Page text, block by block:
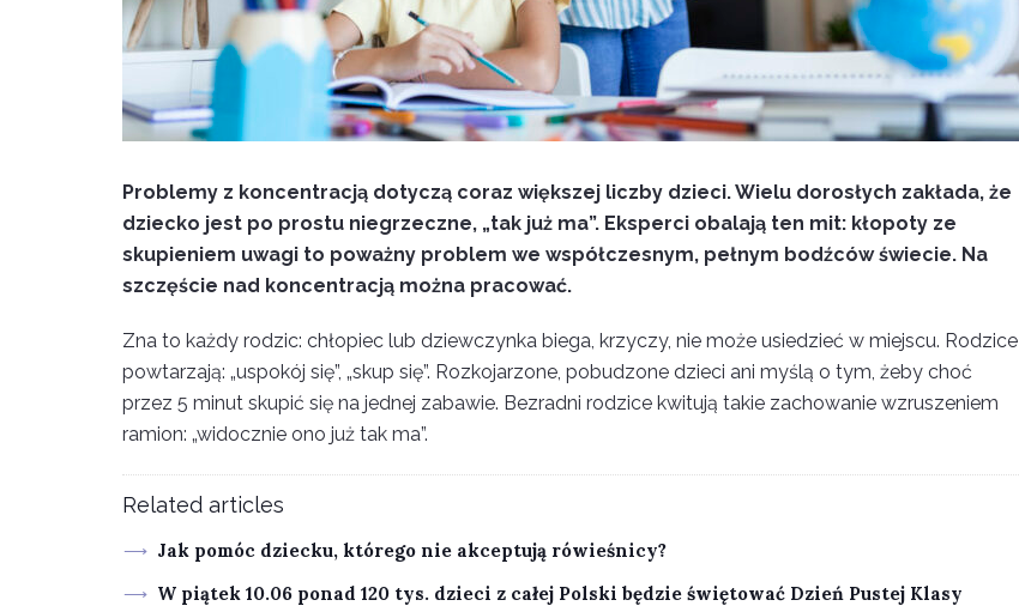
Problemy z koncentracją dotyczą coraz większej liczby dzieci. Wielu dorosłych zakłada, że
dziecko jest po prostu niegrzeczne, „tak już ma”. Eksperci obalają ten mit: kłopoty ze
skupieniem uwagi to poważny problem we współczesnym, pełnym bodźców świecie. Na
szczęście nad koncentracją można pracować.
Zna to każdy rodzic: chłopiec lub dziewczynka biega, krzyczy, nie może usiedzieć w miejscu. Rodzice
powtarzają: „uspokój się”, „skup się”. Rozkojarzone, pobudzone dzieci ani myślą o tym, żeby choć
przez 5 minut skupić się na jednej zabawie. Bezradni rodzice kwitują takie zachowanie wzruszeniem
ramion: „widocznie ono już tak ma”.
Related articles
Jak pomóc dziecku, którego nie akceptują rówieśnicy?
W piątek 10.06 ponad 120 tys. dzieci z całej Polski będzie świętować Dzień Pustej Klasy